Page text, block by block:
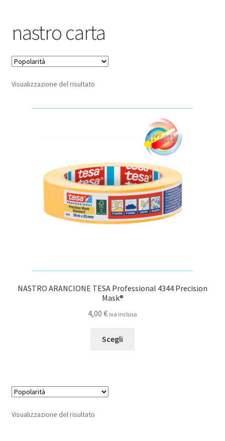
nastro carta
Visualizzazione del risultato
NASTRO ARANCIONE TESA Professional 4344 Precision
Mask®
4,00 € iva inclusa
Scegli
Visualizzazione del risultato